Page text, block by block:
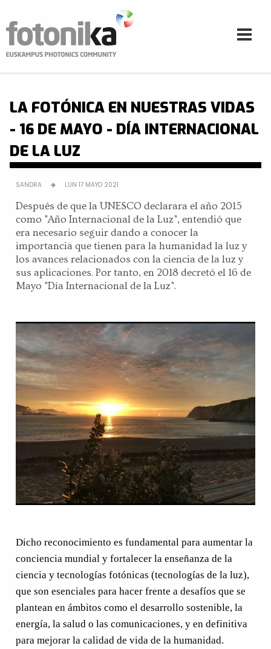
LA FOTÓNICA EN NUESTRAS VIDAS
- 16 DE MAYO - DÍA INTERNACIONAL
DE LA LUZ
SANDRA LUN 17 MAYO 2021
Después de que la UNESCO declarara el año 2015
como "Año Internacional de la Luz", entendió que
era necesario seguir dando a conocer la
importancia que tienen para la humanidad la luz y
los avances relacionados con la ciencia de la luz y
sus aplicaciones. Por tanto, en 2018 decretó el 16 de
Mayo "Día Internacional de la Luz".
Dicho reconocimiento es fundamental para aumentar la
conciencia mundial y fortalecer la enseñanza de la
ciencia y tecnologías fotónicas (tecnologías de la luz),
que son esenciales para hacer frente a desafíos que se
plantean en ámbitos como el desarrollo sostenible, la
energía, la salud o las comunicaciones, y en definitiva
para mejorar la calidad de vida de la humanidad.